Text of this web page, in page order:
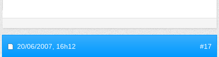
20/06/2007, 16h12 #17